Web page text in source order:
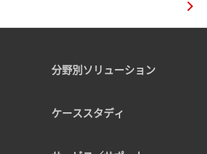
分野別ソリューション
ケーススタディ